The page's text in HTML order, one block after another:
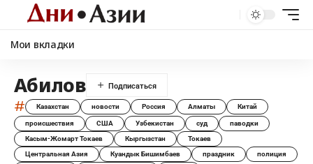
Мои вкладки
Абилов
# Казахстан новости Россия Алматы Китай
происшествия США Узбекистан суд
паводки
Касым-Жомарт Токаев
Кыргызстан
Токаев
Центральная Азия
Куандык Бишимбаев праздник
полиция